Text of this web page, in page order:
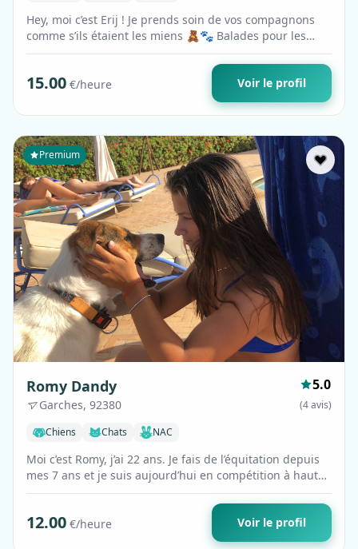
Hey, moi c’est Erij ! Je prends soin de vos compagnons
comme s’ils étaient les miens 🧸🐾 Balades pour les
toutous, câlins et hébergement …
15.00 €/heure Voir le profil
Premium
Romy Dandy
Garches, 92380
5.0
(4 avis)
Chiens
Chats NAC
Moi c’est Romy, j’ai 22 ans. Je fais de l’équitation depuis
mes 7 ans et je suis aujourd’hui en compétition à haut
niveau. Passionnée, à…
12.00 €/heure Voir le profil